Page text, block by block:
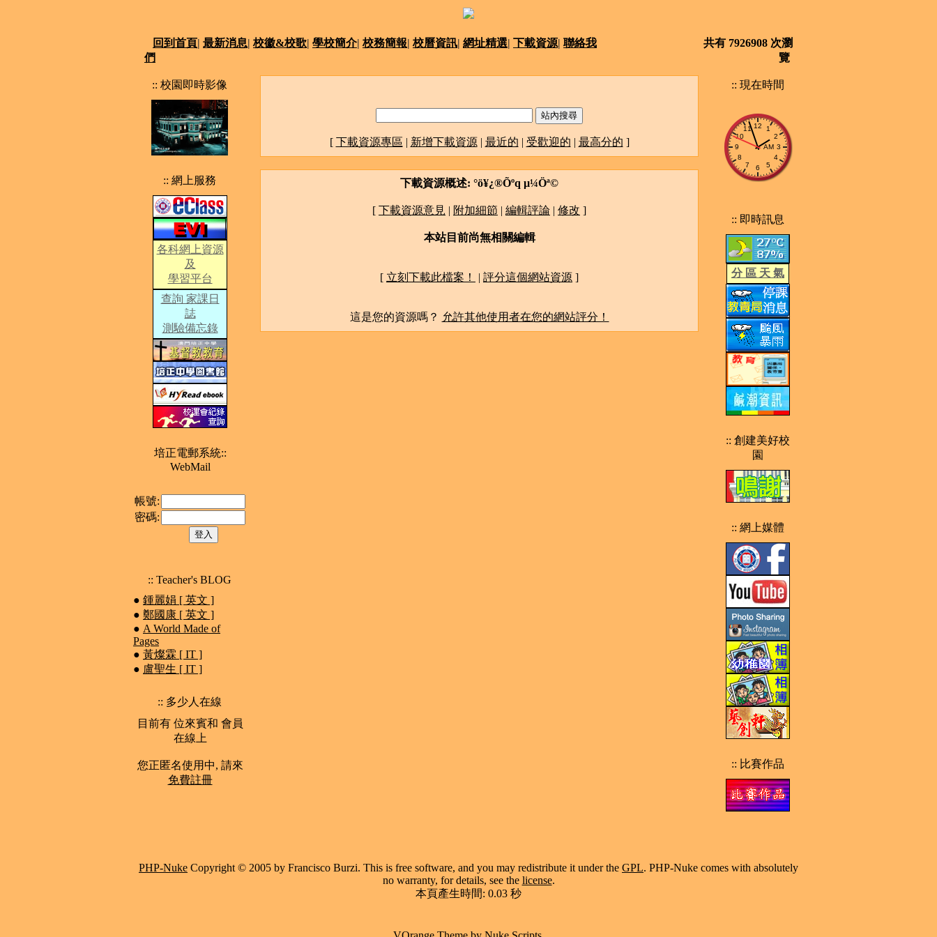
回到首頁| 最新消息| 校徽&校歌| 學校簡介| 校務簡報| 校曆資訊| 網址精選| 下載資源| 聯絡我
們
共有 7926908 次瀏
覽
:: 校園即時影像
:: 網上服務
各科網上資源
及
學習平台
查詢 家課日
誌
測驗備忘錄
培正電郵系統::
WebMail
帳號:
密碼:
:: Teacher's BLOG
● 鍾麗娟 [ 英文 ]
● 鄭國康 [ 英文 ]
● A World Made of
Pages
● 黃燦霖 [ IT ]
● 盧聖生 [ IT ]
:: 多少人在線
目前有 位來賓和 會員
在線上
您正匿名使用中, 請來
免費註冊
[ 下載資源專區 | 新增下載資源| 最近的 | 受歡迎的 | 最高分的 ]
下載資源概述: °ö¥¿®Õºq ­µ¼Öª©
[ 下載資源意見 | 附加細節 | 編輯評論 | 修改 ]
本站目前尚無相關編輯
[ 立刻下載此檔案！ | 評分這個網站資源 ]
這是您的資源嗎？ 允許其他使用者在您的網站評分！
:: 現在時間
:: 即時訊息
分 區 天 氣
:: 創建美好校
園
:: 網上媒體
:: 比賽作品
PHP-Nuke Copyright © 2005 by Francisco Burzi. This is free software, and you may redistribute it under the GPL. PHP-Nuke comes with absolutely
no warranty, for details, see the license.
本頁產生時間: 0.03 秒